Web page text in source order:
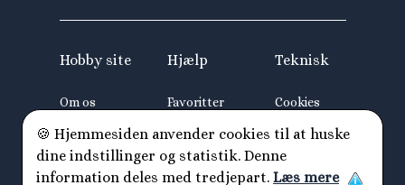
🍪 Hjemmesiden anvender cookies til at huske
dine indstillinger og statistik. Denne
information deles med tredjepart. Læs mere
Hobby site
Om os
Partnere
Hjælp
Favoritter
Blog
Kontakt
Teknisk
Cookies
Sitemap